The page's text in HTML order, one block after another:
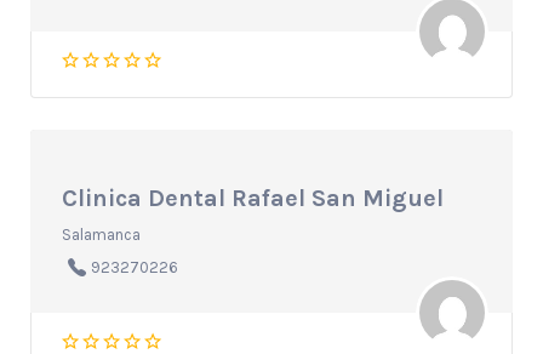
Clinica Dental Rafael San Miguel
Salamanca
923270226